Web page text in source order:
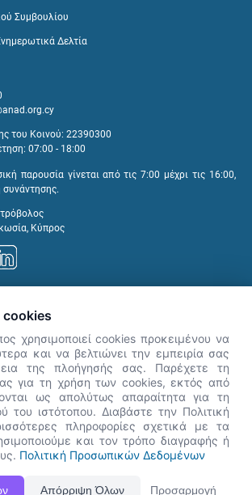
Συμβουλίου
Δελτία
του Κοινού: 22390300
07:00 - 18:00
παρουσία γίνεται από τις 7:00 μέχρι τις 16:00,
συνάντησης.
Κύπρος
συμβατή με τις νεότερες εκδόσεις, Google Chrome, Mozilla Firefox,
Explorer.
👋 Καλώς ήρθες! Είμαι η Νόησις.
Πες μου πώς μπορώ να σε βοηθήσω
σήμερα.
χρησιμοποιεί cookies προκειμένου να
και να βελτιώνει την εμπειρία σας
της πλοήγησής σας. Παρέχετε τη
για τη χρήση των cookies, εκτός από
ως απολύτως απαραίτητα για τη
του ιστότοπου. Διαβάστε την Πολιτική
πληροφορίες σχετικά με τα
και τον τρόπο διαγραφής ή
Πολιτική Προσωπικών Δεδομένων
Απόρριψη Όλων Προσαρμογή